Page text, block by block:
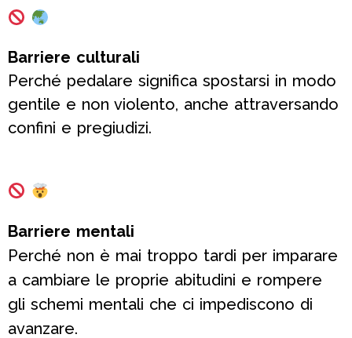
Barriere culturali
Perché pedalare significa spostarsi in modo
gentile e non violento, anche attraversando
confini e pregiudizi.
Barriere mentali
Perché non è mai troppo tardi per imparare
a cambiare le proprie abitudini e rompere
gli schemi mentali che ci impediscono di
avanzare.